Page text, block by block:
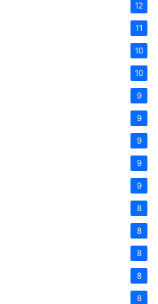
12
11
10
10
9
9
9
9
9
8
8
8
8
8